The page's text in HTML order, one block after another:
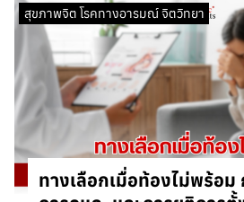
สุขภาพจิต โรคทางอารมณ์ จิตวิทยา
ทางเลือกเมื่อท้องไม่พร้อม